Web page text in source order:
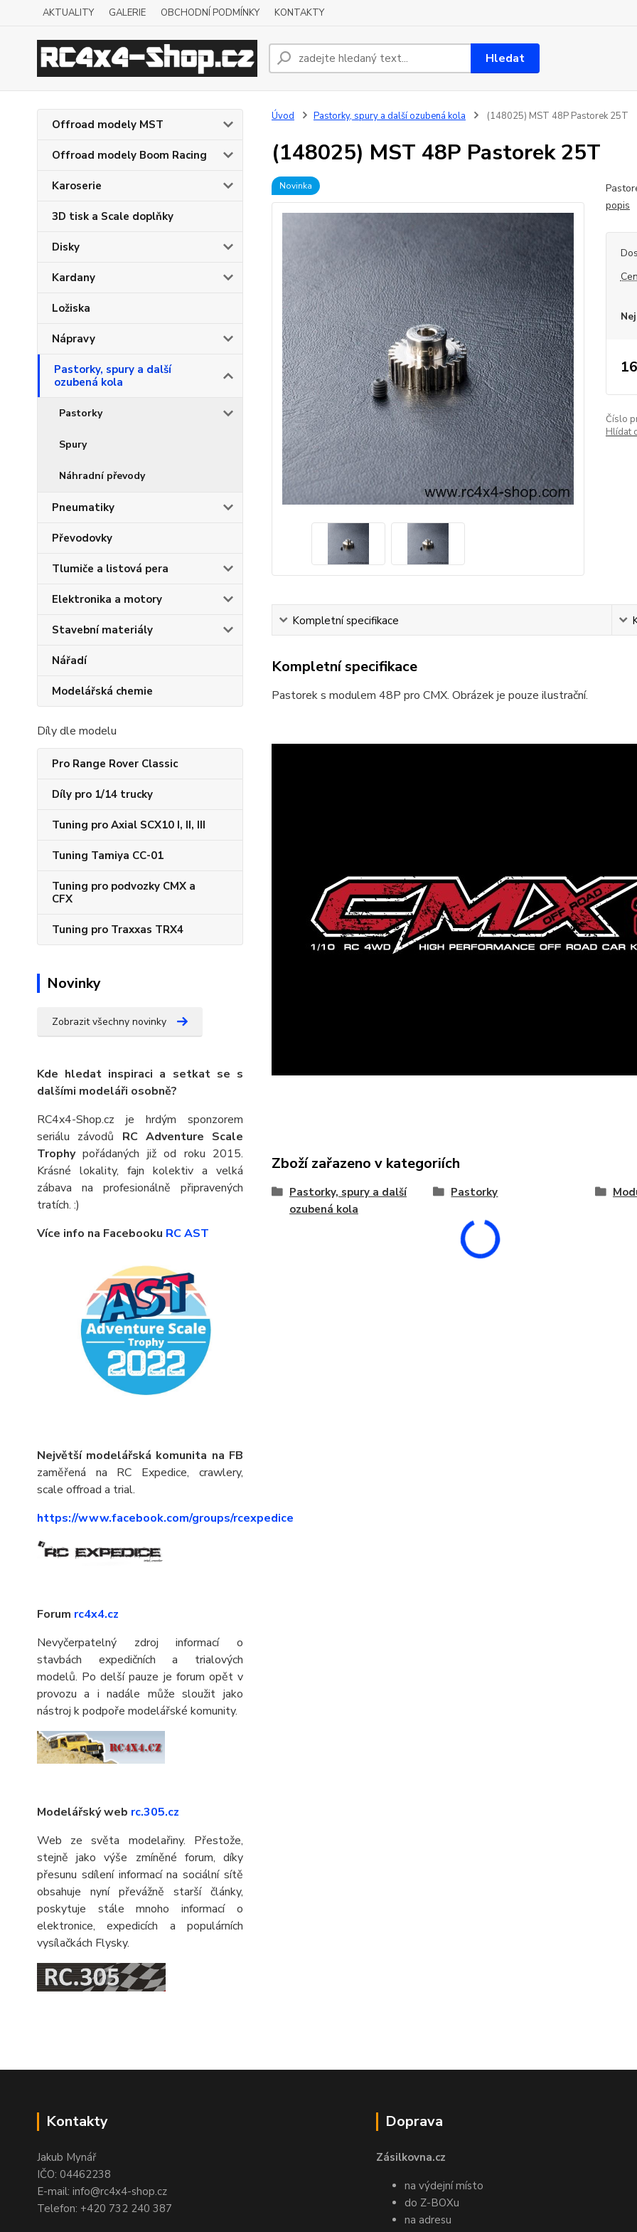
AKTUALITY GALERIE OBCHODNÍ PODMÍNKY KONTAKTY
Hledat
Offroad modely MST
Offroad modely Boom Racing
Karoserie
3D tisk a Scale doplňky
Disky
Kardany
Ložiska
Nápravy
Pastorky, spury a další
ozubená kola
Pastorky
Spury
Náhradní převody
Pneumatiky
Převodovky
Tlumiče a listová pera
Elektronika a motory
Stavební materiály
Nářadí
Modelářská chemie
Díly dle modelu
Pro Range Rover Classic
Díly pro 1/14 trucky
Tuning pro Axial SCX10 I, II, III
Tuning Tamiya CC-01
Tuning pro podvozky CMX a
CFX
Tuning pro Traxxas TRX4
Novinky
Zobrazit všechny novinky
Kde hledat inspiraci a setkat se s
dalšími modeláři osobně?
RC4x4-Shop.cz je hrdým sponzorem
seriálu závodů RC Adventure Scale
Trophypořádaných již od roku 2015.
Krásné lokality, fajn kolektiv a velká
zábava na profesionálně připravených
tratích. :)
Více info na Facebooku RC AST
Největší modelářská komunita na FB
zaměřená na RC Expedice, crawlery,
scale offroad a trial.
https://www.facebook.com/groups/rcexpedice
Forum rc4x4.cz
Nevyčerpatelný zdroj informací o
stavbách expedičních a trialových
modelů. Po delší pauze je forum opět v
provozu a i nadále může sloužit jako
nástroj k podpoře modelářské komunity.
Modelářský web rc.305.cz
Web ze světa modelařiny. Přestože,
stejně jako výše zmíněné forum, díky
přesunu sdílení informací na sociální sítě
obsahuje nyní převážně starší články,
poskytuje stále mnoho informací o
elektronice, expedicích a populárních
vysílačkách Flysky.
Úvod Pastorky, spury a další ozubená kola (148025) MST 48P Pastorek 25T
(148025) MST 48P Pastorek 25T
Novinka
popis
Číslo
Hlídat
Kompletní specifikace
Kompletní specifikace
Pastorek s modulem 48P pro CMX. Obrázek je pouze ilustrační.
Zboží zařazeno v kategoriích
Pastorky, spury a další
ozubená kola
Pastorky
Kontakty
Jakub Mynář
IČO: 04462238
E-mail: info@rc4x4-shop.cz
Telefon: +420 732 240 387
Doprava
Zásilkovna.cz
na výdejní místo
do Z-BOXu
na adresu